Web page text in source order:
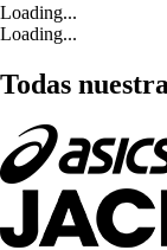
Loading...
Loading...
Todas